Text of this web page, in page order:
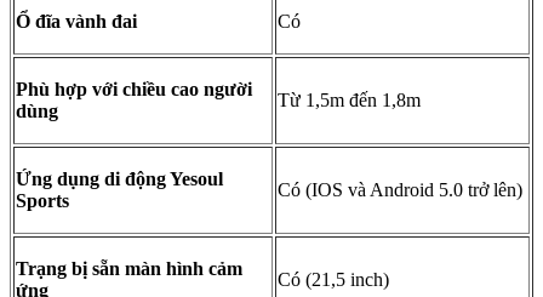
Ổ đĩa vành đai Có
Phù hợp với chiều cao người
dùng
Từ 1,5m đến 1,8m
Ứng dụng di động Yesoul
Sports
Có (IOS và Android 5.0 trở lên)
Trạng bị sẵn màn hình cảm
ứng
Có (21,5 inch)